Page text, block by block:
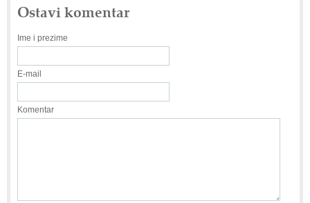
Ostavi komentar
Ime i prezime
E-mail
Komentar